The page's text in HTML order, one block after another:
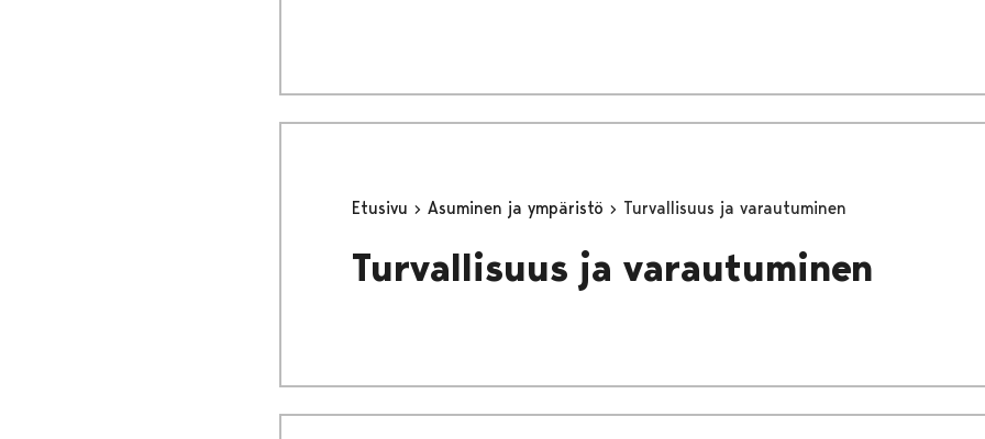
Etusivu Asuminen ja ympäristö Turvallisuus ja varautuminen
Turvallisuus ja varautuminen